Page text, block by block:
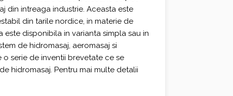
din intreaga industrie. Aceasta este
din tarile nordice, in materie de
este disponibila in varianta simpla sau in
de hidromasaj, aeromasaj si
o serie de inventii brevetate ce se
hidromasaj. Pentru mai multe detalii